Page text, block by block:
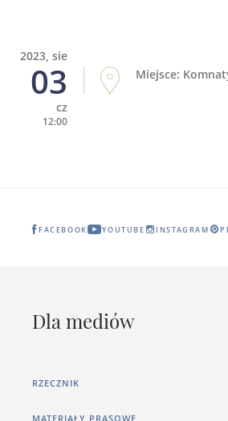
2023, sie
03
cz
12:00
Miejsce:
FACEBOOK YOUTUBE INSTAGRAM
Dla mediów
RZECZNIK
MATERIAŁY PRASOWE